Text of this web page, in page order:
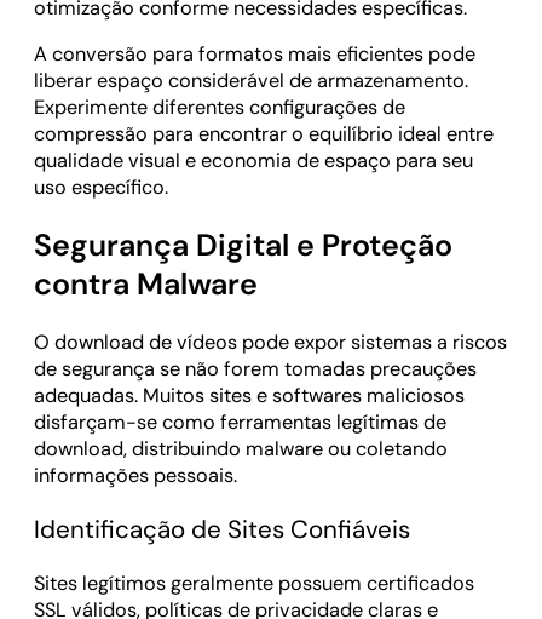
otimização conforme necessidades específicas.
A conversão para formatos mais eficientes pode
liberar espaço considerável de armazenamento.
Experimente diferentes configurações de
compressão para encontrar o equilíbrio ideal entre
qualidade visual e economia de espaço para seu
uso específico.
Segurança Digital e Proteção
contra Malware
O download de vídeos pode expor sistemas a riscos
de segurança se não forem tomadas precauções
adequadas. Muitos sites e softwares maliciosos
disfarçam-se como ferramentas legítimas de
download, distribuindo malware ou coletando
informações pessoais.
Identificação de Sites Confiáveis
Sites legítimos geralmente possuem certificados
SSL válidos, políticas de privacidade claras e